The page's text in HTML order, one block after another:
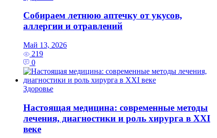
Собираем летнюю аптечку от укусов,
аллергии и отравлений
Май 13, 2026
219
0
Здоровье
Настоящая медицина: современные методы
лечения, диагностики и роль хирурга в XXI
веке